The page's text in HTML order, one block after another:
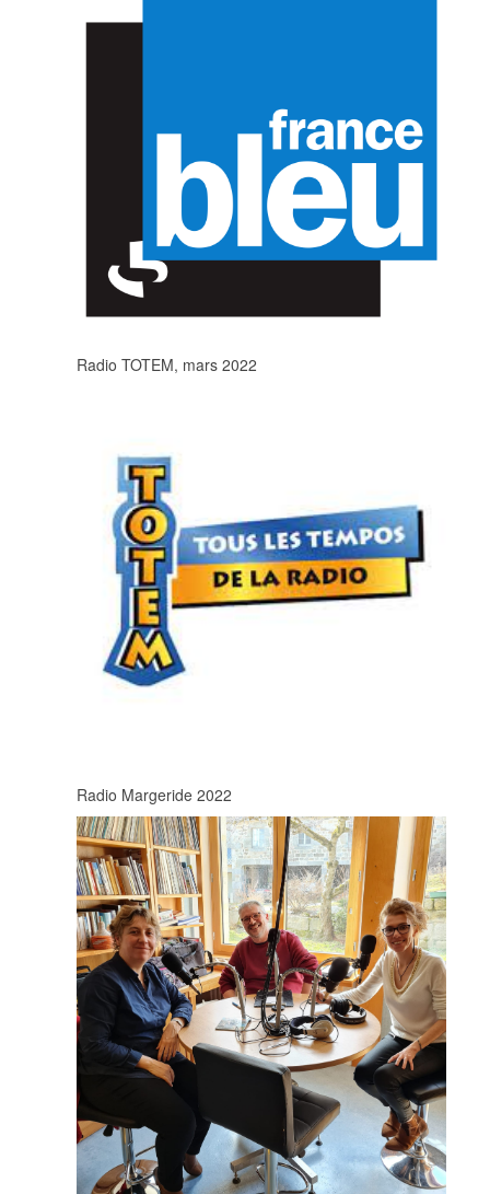
Radio TOTEM, mars 2022
Radio Margeride 2022